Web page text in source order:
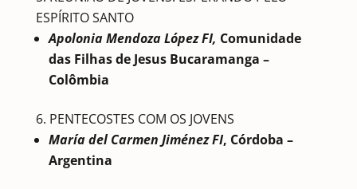
ESPÍRITO SANTO
Apolonia Mendoza López FI, Comunidade
das Filhas de Jesus Bucaramanga –
Colômbia
PENTECOSTES COM OS JOVENS
María del Carmen Jiménez FI, Córdoba –
Argentina